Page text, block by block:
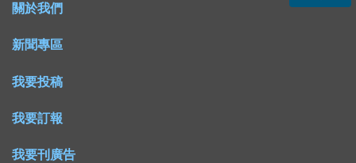
關於我們
新聞專區
我要投稿
我要訂報
我要刊廣告